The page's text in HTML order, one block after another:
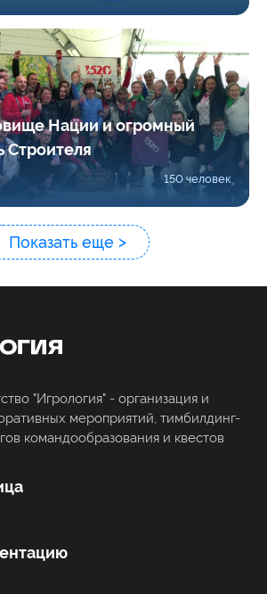
Нации и огромный
Строителя
150 человек
Показать еще
"Игрология" - организация и
мероприятий, тимбилдинг-
командообразования и квестов